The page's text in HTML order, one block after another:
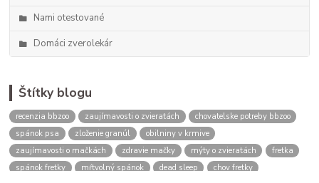
Nami otestované
Domáci zverolekár
Štítky blogu
recenzia bbzoo zaujímavosti o zvieratách
chovatelske potreby bbzoo
spánok psa
zloženie granúl
obilniny v krmive
zaujímavosti o mačkách
zdravie mačky mýty o zvieratách
fretka
spánok fretky
mŕtvolný spánok dead sleep
chov fretky